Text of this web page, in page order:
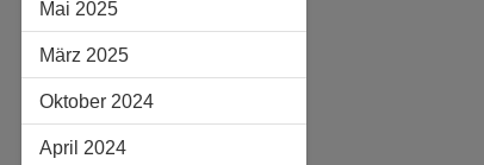
Mai 2025
März 2025
Oktober 2024
April 2024